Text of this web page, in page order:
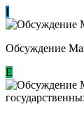
I
Обсуждение
Е